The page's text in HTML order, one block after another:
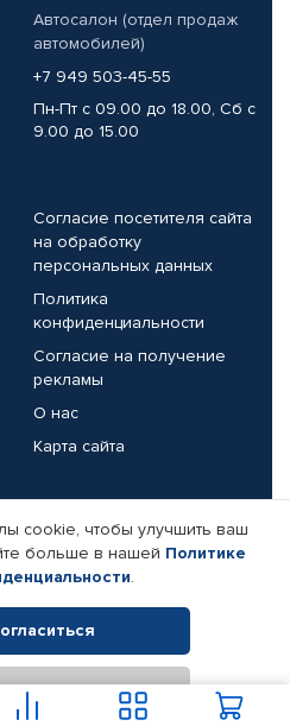
Автосалон (отдел продаж
автомобилей)
+7 949 503-45-55
Пн-Пт с 09.00 до 18.00, Сб с
9.00 до 15.00
Согласие посетителя сайта
на обработку
персональных данных
Политика
конфиденциальности
Согласие на получение
рекламы
О нас
Карта сайта
Реквизиты компании
Все права защищены.
товаров Автопрофи.
cookie, чтобы улучшить ваш
больше в нашей Политике
.
В корзину